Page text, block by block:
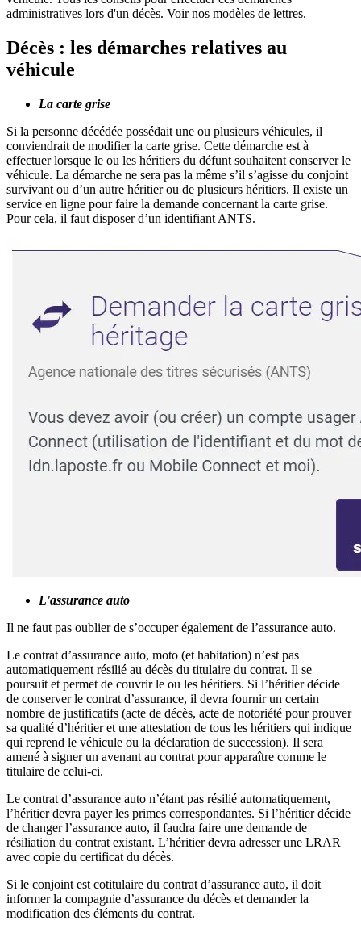
administratives lors d'un décès. Voir nos modèles de lettres.
Décès : les démarches relatives au
véhicule
La carte grise
Si la personne décédée possédait une ou plusieurs véhicules, il
conviendrait de modifier la carte grise. Cette démarche est à
effectuer lorsque le ou les héritiers du défunt souhaitent conserver le
véhicule. La démarche ne sera pas la même s’il s’agisse du conjoint
survivant ou d’un autre héritier ou de plusieurs héritiers. Il existe un
service en ligne pour faire la demande concernant la carte grise.
Pour cela, il faut disposer d’un identifiant ANTS.
L'assurance auto
Il ne faut pas oublier de s’occuper également de l’assurance auto.
Le contrat d’assurance auto, moto (et habitation) n’est pas
automatiquement résilié au décès du titulaire du contrat. Il se
poursuit et permet de couvrir le ou les héritiers. Si l’héritier décide
de conserver le contrat d’assurance, il devra fournir un certain
nombre de justificatifs (acte de décès, acte de notoriété pour prouver
sa qualité d’héritier et une attestation de tous les héritiers qui indique
qui reprend le véhicule ou la déclaration de succession). Il sera
amené à signer un avenant au contrat pour apparaître comme le
titulaire de celui-ci.
Le contrat d’assurance auto n’étant pas résilié automatiquement,
l’héritier devra payer les primes correspondantes. Si l’héritier décide
de changer l’assurance auto, il faudra faire une demande de
résiliation du contrat existant. L’héritier devra adresser une LRAR
avec copie du certificat du décès.
Si le conjoint est cotitulaire du contrat d’assurance auto, il doit
informer la compagnie d’assurance du décès et demander la
modification des éléments du contrat.